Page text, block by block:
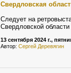
Свердловская
Следует на
Свердловской области
13 сентября 2024 г.,
Автор: Сергей Деревягин